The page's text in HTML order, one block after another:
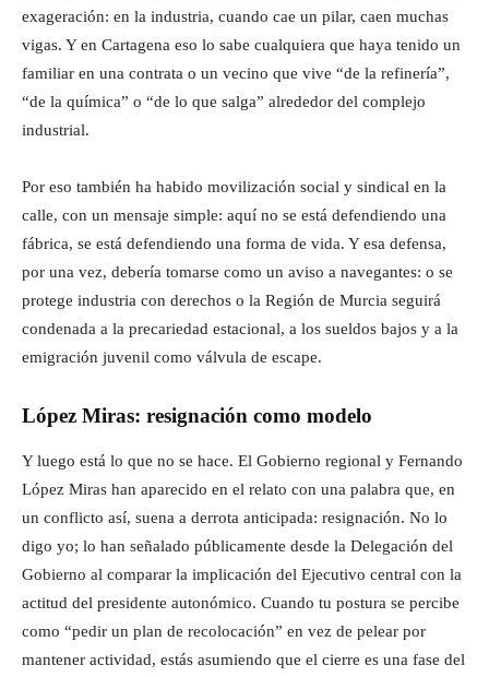
exageración: en la industria, cuando cae un pilar, caen muchas
vigas. Y en Cartagena eso lo sabe cualquiera que haya tenido un
familiar en una contrata o un vecino que vive “de la refinería”,
“de la química” o “de lo que salga” alrededor del complejo
industrial.
Por eso también ha habido movilización social y sindical en la
calle, con un mensaje simple: aquí no se está defendiendo una
fábrica, se está defendiendo una forma de vida. Y esa defensa,
por una vez, debería tomarse como un aviso a navegantes: o se
protege industria con derechos o la Región de Murcia seguirá
condenada a la precariedad estacional, a los sueldos bajos y a la
emigración juvenil como válvula de escape.
López Miras: resignación como modelo
Y luego está lo que no se hace. El Gobierno regional y Fernando
López Miras han aparecido en el relato con una palabra que, en
un conflicto así, suena a derrota anticipada: resignación. No lo
digo yo; lo han señalado públicamente desde la Delegación del
Gobierno al comparar la implicación del Ejecutivo central con la
actitud del presidente autonómico. Cuando tu postura se percibe
como “pedir un plan de recolocación” en vez de pelear por
mantener actividad, estás asumiendo que el cierre es una fase del